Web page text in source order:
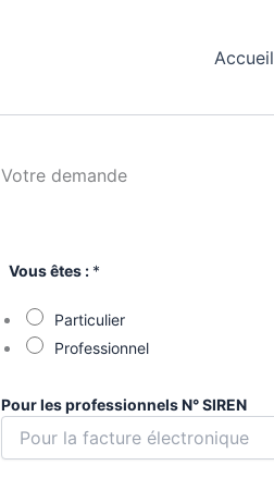
Accueil
Votre demande
Vous êtes : *
Particulier
Professionnel
Pour les professionnels N° SIREN